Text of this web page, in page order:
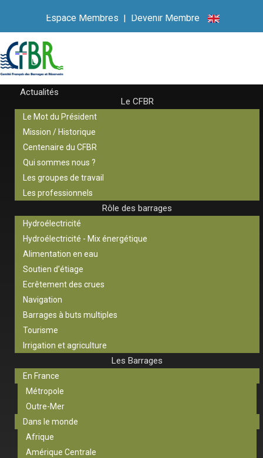
Espace Membres | Devenir Membre
Actualités
Le CFBR
Le Mot du Président
Mission / Historique
Centenaire du CFBR
Qui sommes nous ?
Les groupes de travail
Les professionnels
Rôle des barrages
Hydroélectricité
Hydroélectricité - Mix énergétique
Alimentation en eau
Soutien d’étiage
Ecrêtement des crues
Navigation
Barrages à buts multiples
Tourisme
Irrigation et agriculture
Les Barrages
En France
Métropole
Outre-Mer
Dans le monde
Afrique
Amérique Centrale